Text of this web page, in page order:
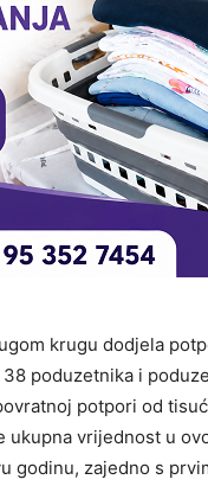
krugu dodjela
poduzetnika i
potpori od
ukupna vrijednost u
godinu, zajedno s